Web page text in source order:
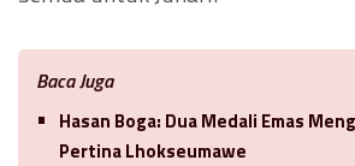
Baca Juga
Hasan Boga: Dua Medali Emas
Pertina Lhokseumawe